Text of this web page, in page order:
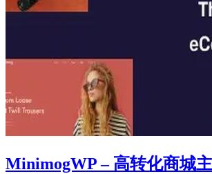
MinimogWP – 高转化商城